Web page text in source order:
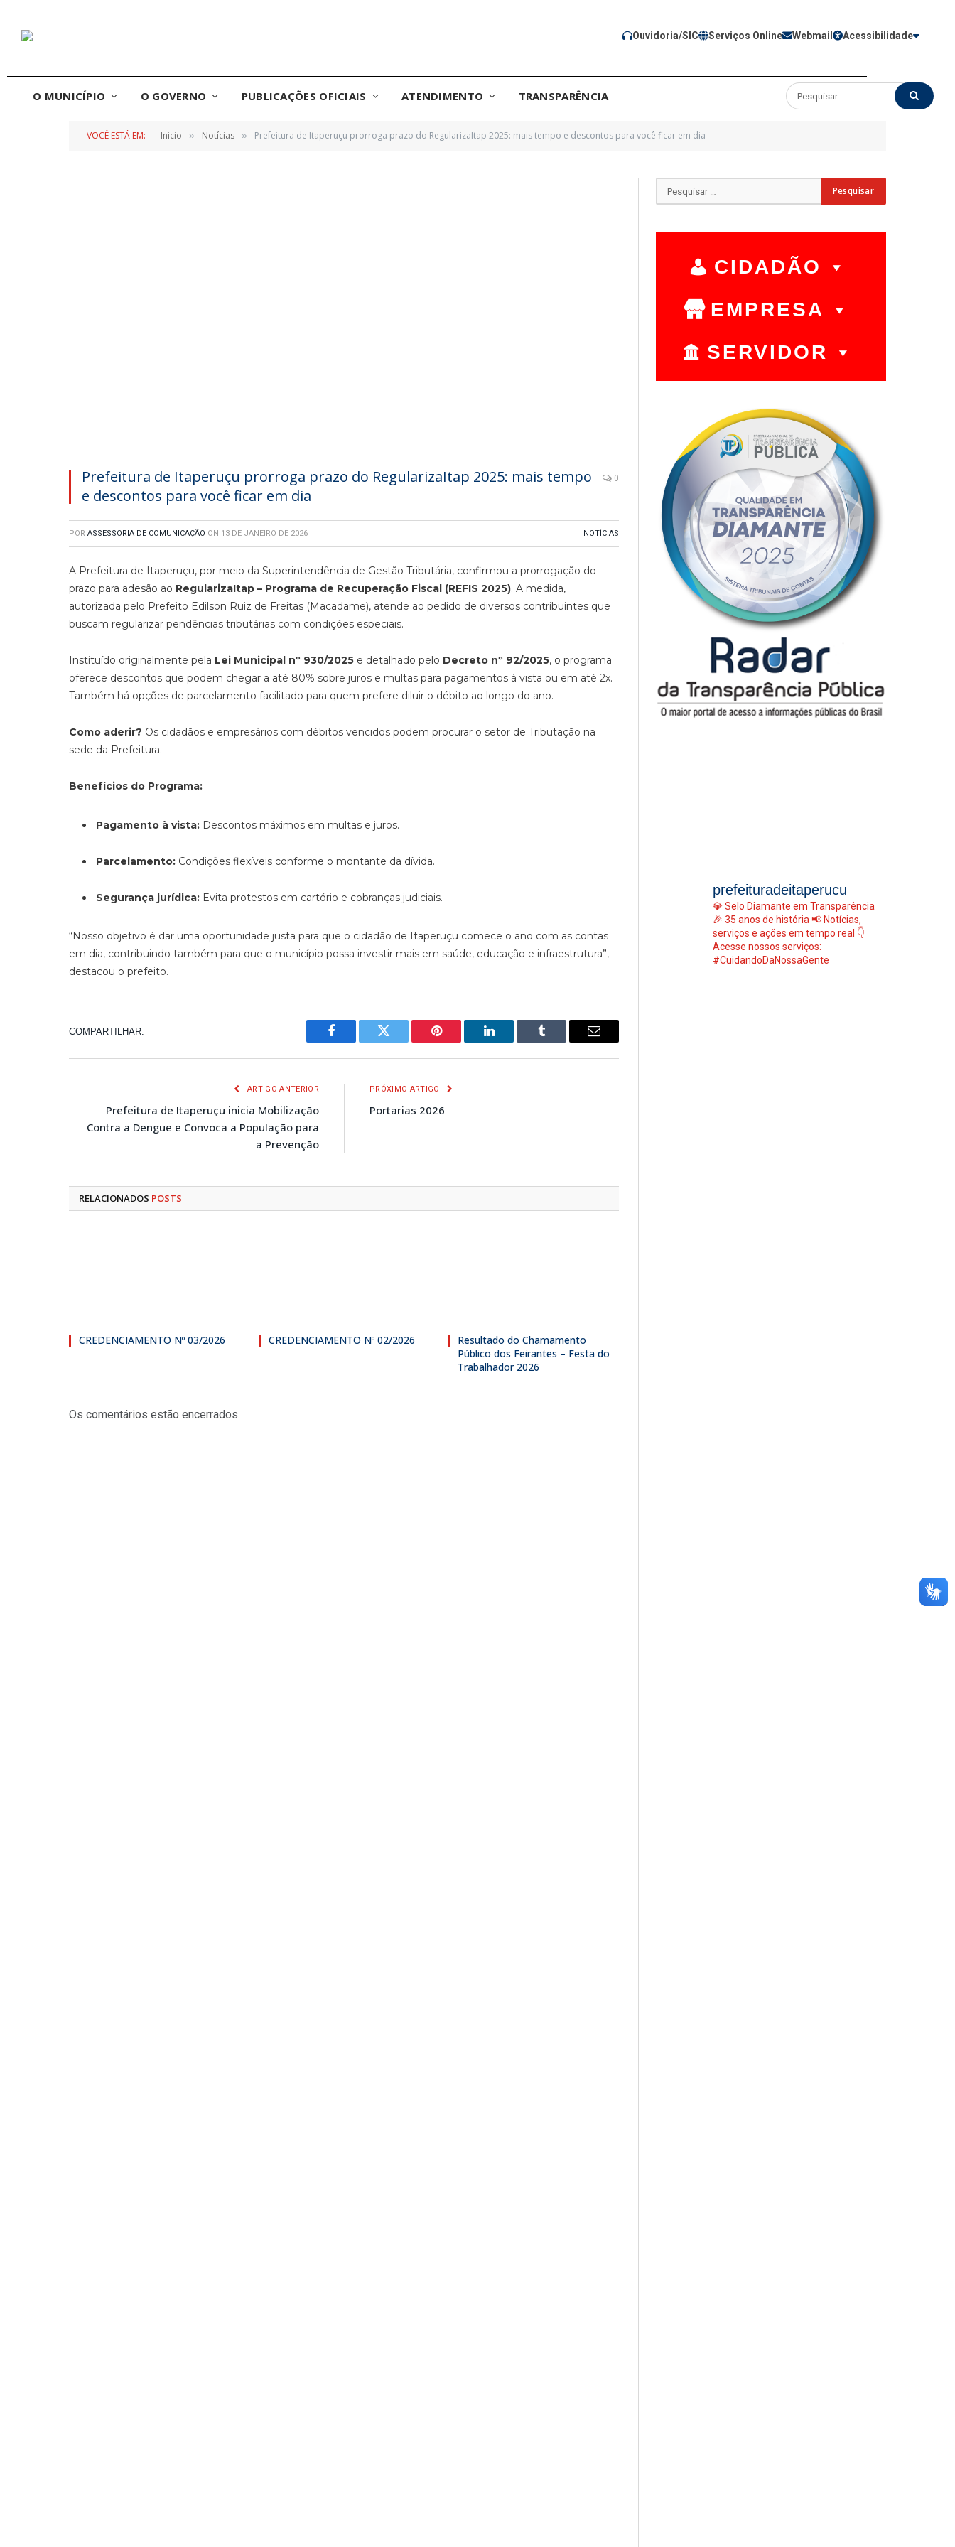
Ouvidoria/SIC Serviços Online Webmail Acessibilidade
O MUNICÍPIO O GOVERNO PUBLICAÇÕES OFICIAIS ATENDIMENTO TRANSPARÊNCIA
VOCÊ ESTÁ EM: Inicio » Notícias » Prefeitura de Itaperuçu prorroga prazo do RegularizaItap 2025: mais tempo e descontos para você ficar em dia
Prefeitura de Itaperuçu prorroga prazo do RegularizaItap 2025: mais tempo
e descontos para você ficar em dia
0
POR ASSESSORIA DE COMUNICAÇÃO ON 13 DE JANEIRO DE 2026 NOTÍCIAS
A Prefeitura de Itaperuçu, por meio da Superintendência de Gestão Tributária, confirmou a prorrogação do
prazo para adesão ao RegularizaItap – Programa de Recuperação Fiscal (REFIS 2025). A medida,
autorizada pelo Prefeito Edilson Ruiz de Freitas (Macadame), atende ao pedido de diversos contribuintes que
buscam regularizar pendências tributárias com condições especiais.
Instituído originalmente pela Lei Municipal nº 930/2025 e detalhado pelo Decreto nº 92/2025, o programa
oferece descontos que podem chegar a até 80% sobre juros e multas para pagamentos à vista ou em até 2x.
Também há opções de parcelamento facilitado para quem prefere diluir o débito ao longo do ano.
Como aderir? Os cidadãos e empresários com débitos vencidos podem procurar o setor de Tributação na
sede da Prefeitura.
Benefícios do Programa:
Pagamento à vista: Descontos máximos em multas e juros.
Parcelamento: Condições flexíveis conforme o montante da dívida.
Segurança jurídica: Evita protestos em cartório e cobranças judiciais.
“Nosso objetivo é dar uma oportunidade justa para que o cidadão de Itaperuçu comece o ano com as contas
em dia, contribuindo também para que o município possa investir mais em saúde, educação e infraestrutura”,
destacou o prefeito.
COMPARTILHAR.
Facebook Twitter Pinterest LinkedIn Tumblr
E-
ARTIGO ANTERIOR
Prefeitura de Itaperuçu inicia Mobilização
Contra a Dengue e Convoca a População para
a Prevenção
PRÓXIMO ARTIGO
Portarias 2026
RELACIONADOS POSTS
CREDENCIAMENTO Nº 03/2026 CREDENCIAMENTO Nº 02/2026
Resultado do Chamamento
Público dos Feirantes – Festa do
Trabalhador 2026
Os comentários estão encerrados.
CIDADÃO
EMPRESA
SERVIDOR
prefeituradeitaperucu
💎 Selo Diamante em Transparência
🎉 35 anos de história 📢 Notícias,
serviços e ações em tempo real 👇
Acesse nossos serviços:
#CuidandoDaNossaGente